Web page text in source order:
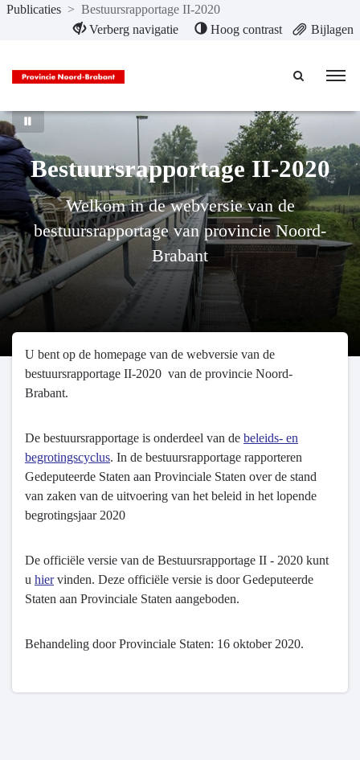
Naar hoofdinhoud
Publicaties > Bestuursrapportage II-2020
Verberg navigatie
Hoog contrast Bijlagen
Bestuursrapportage II-2020
Welkom in de webversie van de
bestuursrapportage van provincie Noord-
Brabant
U bent op de homepage van de webversie van de
bestuursrapportage II-2020 van de provincie Noord-
Brabant.
De bestuursrapportage is onderdeel van de beleids- en
begrotingscyclus. In de bestuursrapportage rapporteren
Gedeputeerde Staten aan Provinciale Staten over de stand
van zaken van de uitvoering van het beleid in het lopende
begrotingsjaar 2020
De officiële versie van de Bestuursrapportage II - 2020 kunt
u hiervinden. Deze officiële versie is door Gedeputeerde
Staten aan Provinciale Staten aangeboden.
Behandeling door Provinciale Staten: 16 oktober 2020.